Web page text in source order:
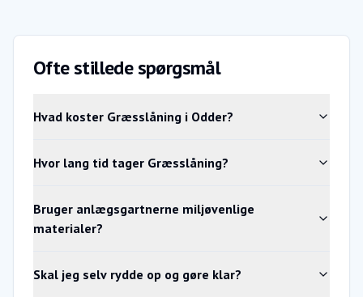
Ofte stillede spørgsmål
Hvad koster Græsslåning i Odder?
Hvor lang tid tager Græsslåning?
Bruger anlægsgartnerne miljøvenlige
materialer?
Skal jeg selv rydde op og gøre klar?